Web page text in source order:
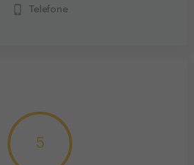
phone_iphone Telefone
5